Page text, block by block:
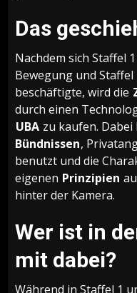
Das
Nachdem sich Staffel
Bewegung und Staffel
beschäftigte, wird die
durch einen
UBA zu kaufen. Dabei
Bündnissen,
benutzt und die
eigenen Prinzipien
hinter der Kamera.
Wer ist in
mit dabei?
Während in Staffel 1